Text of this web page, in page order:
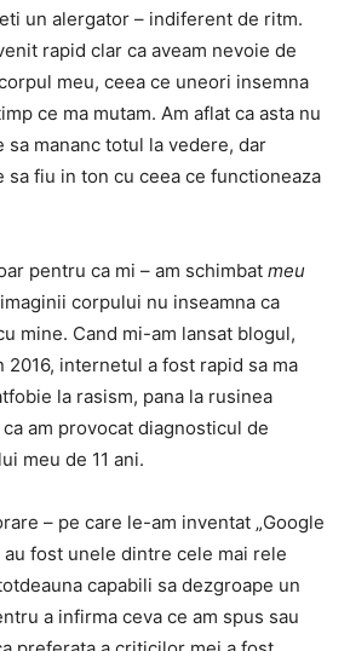
un alergator – indiferent de ritm.
rapid clar ca aveam nevoie de
meu, ceea ce uneori insemna
ce ma mutam. Am aflat ca asta nu
sa mananc totul la vedere, dar
sa fiu in ton cu ceea ce functioneaza
pentru ca mi – am schimbat meu
corpului nu inseamna ca
mine. Cand mi-am lansat blogul,
2016, internetul a fost rapid sa ma
la rasism, pana la rusinea
am provocat diagnosticul de
meu de 11 ani.
– pe care le-am inventat „Google
au fost unele dintre cele mai rele
capabili sa dezgroape un
a infirma ceva ce am spus sau